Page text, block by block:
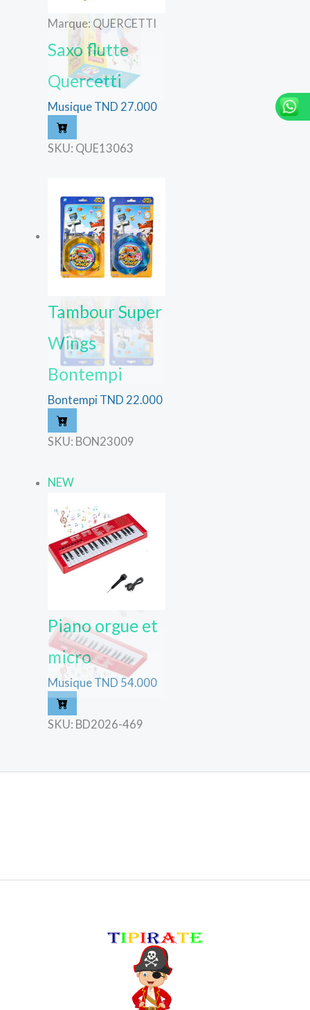
Marque: QUERCETTI
Saxo flutte
Quercetti
Musique TND 27.000
SKU: QUE13063
Tambour Super
Wings
Bontempi
Bontempi TND 22.000
SKU: BON23009
NEW
Piano orgue et
micro
Musique TND 54.000
SKU: BD2026-469